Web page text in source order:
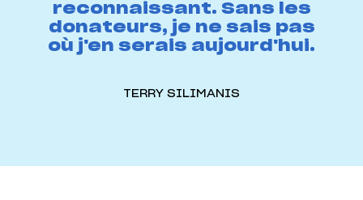
reconnaissant. Sans les
donateurs, je ne sais pas
où j'en serais aujourd'hui.
TERRY SILIMANIS